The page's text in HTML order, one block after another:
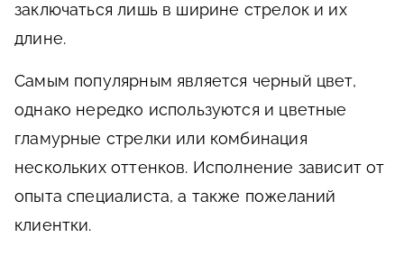
заключаться лишь в ширине стрелок и их
длине.
Самым популярным является черный цвет,
однако нередко используются и цветные
гламурные стрелки или комбинация
нескольких оттенков. Исполнение зависит от
опыта специалиста, а также пожеланий
клиентки.